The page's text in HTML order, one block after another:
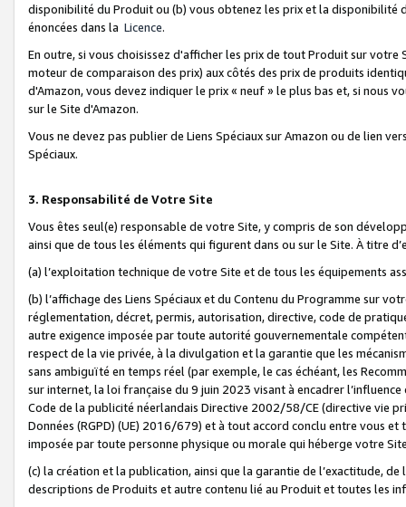
disponibilité du Produit ou (b) vous obtenez les prix et la disponibilité
énoncées dans la Licence.
En outre, si vous choisissez d'afficher les prix de tout Produit sur
moteur de comparaison des prix) aux côtés des prix de produits
d'Amazon, vous devez indiquer le prix « neuf » le plus bas et, si nous
sur le Site d'Amazon.
Vous ne devez pas publier de Liens Spéciaux sur Amazon ou de lien
Spéciaux.
3. Responsabilité de Votre Site
Vous êtes seul(e) responsable de votre Site, y compris de son
ainsi que de tous les éléments qui figurent dans ou sur le Site. À titre
(a) l’exploitation technique de votre Site et de tous les équipements
(b) l’affichage des Liens Spéciaux et du Contenu du Programme sur
réglementation, décret, permis, autorisation, directive, code de
autre exigence imposée par toute autorité gouvernementale
respect de la vie privée, à la divulgation et la garantie que les
sans ambiguïté en temps réel (par exemple, le cas échéant, les
sur internet, la loi française du 9 juin 2023 visant à encadrer
Code de la publicité néerlandais Directive 2002/58/CE (directive vie
Données (RGPD) (UE) 2016/679) et à tout accord conclu entre vous
imposée par toute personne physique ou morale qui héberge votre
(c) la création et la publication, ainsi que la garantie de l’exactitude,
descriptions de Produits et autre contenu lié au Produit et toutes les